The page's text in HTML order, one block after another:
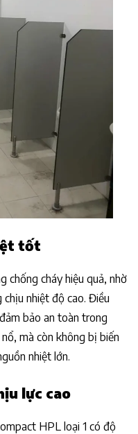
tốt
chống cháy hiệu quả, nhờ
nhiệt độ cao. Điều
bảo an toàn trong
mà còn không bị biến
nhiệt lớn.
lực cao
HPL loại 1 có độ